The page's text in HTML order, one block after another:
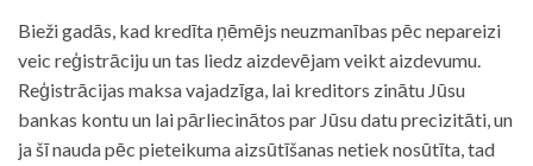
Bieži gadās, kad kredīta ņēmējs neuzmanības pēc nepareizi
veic reģistrāciju un tas liedz aizdevējam veikt aizdevumu.
Reģistrācijas maksa vajadzīga, lai kreditors zinātu Jūsu
bankas kontu un lai pārliecinātos par Jūsu datu precizitāti, un
ja šī nauda pēc pieteikuma aizsūtīšanas netiek nosūtīta, tad